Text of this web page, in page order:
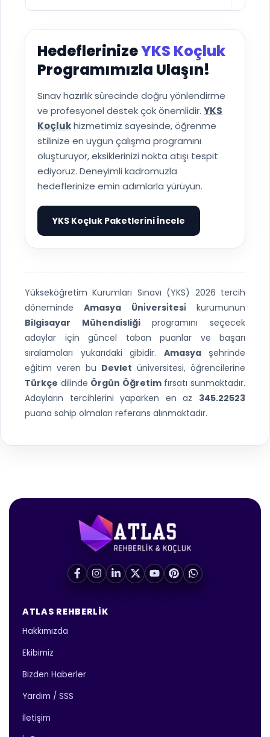
HedeflerinizeYKS Koçluk
Programımızla Ulaşın!
Sınav hazırlık sürecinde doğru yönlendirme
ve profesyonel destek çok önemlidir. YKS
Koçlukhizmetimiz sayesinde, öğrenme
stilinize en uygun çalışma programını
oluşturuyor, eksiklerinizi nokta atışı tespit
ediyoruz. Deneyimli kadromuzla
hedeflerinize emin adımlarla yürüyün.
YKS Koçluk Paketlerini İncele
▶
Yükseköğretim Kurumları Sınavı (YKS) 2026 tercih
dönemindeAmasya Üni̇versi̇tesi̇ kurumunun
Bilgisayar Mühendisliğiprogramını seçecek
adaylar için güncel taban puanlar ve başarı
sıralamaları yukarıdaki gibidir. Amasyaşehrinde
eğitim veren bu Devlet üniversitesi, öğrencilerine
Türkçe dilinde Örgün Öğretimfırsatı sunmaktadır.
Adayların tercihlerini yaparken en az 345.22523
puana sahip olmaları referans alınmaktadır.
ATLAS REHBERLIK
Hakkımızda
Ekibimiz
Bizden Haberler
Yardım / SSS
İletişim